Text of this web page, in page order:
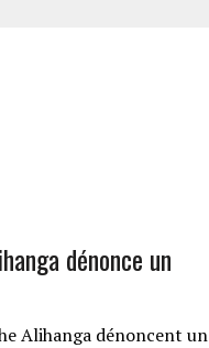
dénonce un
Alihanga dénoncent un